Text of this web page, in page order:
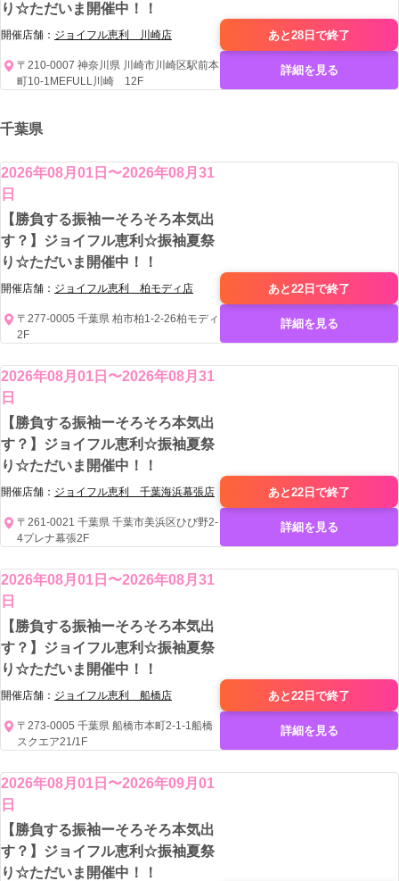
り☆ただいま開催中！！
開催店舗： ジョイフル恵利 川崎店
〒210-0007 神奈川県 川崎市川崎区駅前本
町10-1MEFULL川崎 12F
あと28日で終了
詳細を見る
千葉県
2026年08月01日〜2026年08月31
日
【勝負する振袖ーそろそろ本気出
す？】ジョイフル恵利☆振袖夏祭
り☆ただいま開催中！！
開催店舗： ジョイフル恵利 柏モディ店
〒277-0005 千葉県 柏市柏1-2-26柏モディ
2F
あと22日で終了
詳細を見る
2026年08月01日〜2026年08月31
日
【勝負する振袖ーそろそろ本気出
す？】ジョイフル恵利☆振袖夏祭
り☆ただいま開催中！！
開催店舗： ジョイフル恵利 千葉海浜幕張店
〒261-0021 千葉県 千葉市美浜区ひび野2-
4プレナ幕張2F
あと22日で終了
詳細を見る
2026年08月01日〜2026年08月31
日
【勝負する振袖ーそろそろ本気出
す？】ジョイフル恵利☆振袖夏祭
り☆ただいま開催中！！
開催店舗： ジョイフル恵利 船橋店
〒273-0005 千葉県 船橋市本町2-1-1船橋
スクエア21/1F
あと22日で終了
詳細を見る
2026年08月01日〜2026年09月01
日
【勝負する振袖ーそろそろ本気出
す？】ジョイフル恵利☆振袖夏祭
り☆ただいま開催中！！